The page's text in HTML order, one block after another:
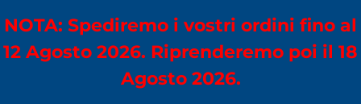
NOTA: Spediremo i vostri ordini fino al
12 Agosto 2026. Riprenderemo poi il 18
Agosto 2026.